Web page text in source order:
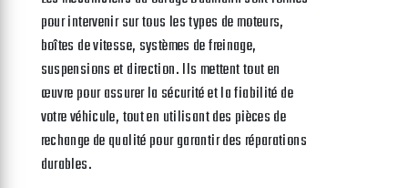
pour intervenir sur tous les types de moteurs,
boîtes de vitesse, systèmes de freinage,
suspensions et direction. Ils mettent tout en
œuvre pour assurer la sécurité et la fiabilité de
votre véhicule, tout en utilisant des pièces de
rechange de qualité pour garantir des réparations
durables.